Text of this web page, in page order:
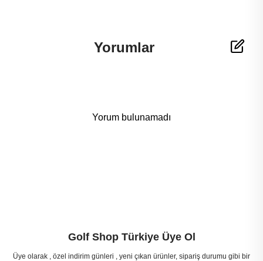
Yorumlar
Yorum bulunamadı
Golf Shop Türkiye Üye Ol
Üye olarak , özel indirim günleri , yeni çıkan ürünler, sipariş durumu gibi bir